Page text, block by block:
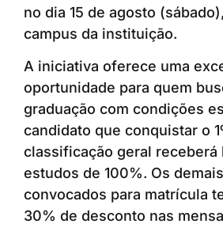
no dia 15 de agosto
campus da instituição.
A iniciativa oferece uma
oportunidade para quem
graduação com condições
candidato que conquistar o
classificação geral receberá
estudos de 100%. Os
convocados para matrícula
30% de desconto nas